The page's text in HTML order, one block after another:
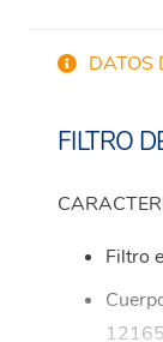
DATOS
FILTRO
Filtro